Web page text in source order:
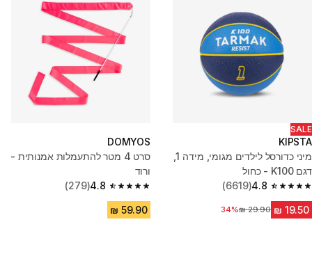
SALE
KIPSTA
מיני כדורסל לילדים מגומי, מידה 1,
דגם K100 - כחול
4.8
4.8 out of 5 stars from 6619 reviews
(6619)
מחיר לפני הנחה‏29.90 ₪
34%
DOMYOS
סרט 4 מטר להתעמלות אמנותית -
ורוד
4.8
4.8 out of 5 stars from 279 reviews
(279)